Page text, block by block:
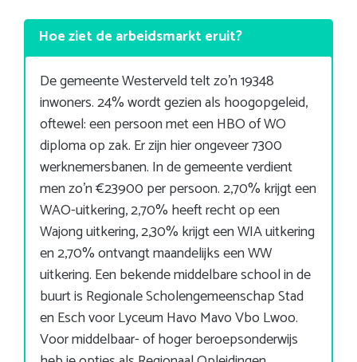
Hoe ziet de arbeidsmarkt eruit?
De gemeente Westerveld telt zo’n 19348
inwoners. 24% wordt gezien als hoogopgeleid,
oftewel: een persoon met een HBO of WO
diploma op zak. Er zijn hier ongeveer 7300
werknemersbanen. In de gemeente verdient
men zo’n €23900 per persoon. 2,70% krijgt een
WAO-uitkering, 2,70% heeft recht op een
Wajong uitkering, 2,30% krijgt een WIA uitkering
en 2,70% ontvangt maandelijks een WW
uitkering. Een bekende middelbare school in de
buurt is Regionale Scholengemeenschap Stad
en Esch voor Lyceum Havo Mavo Vbo Lwoo.
Voor middelbaar- of hoger beroepsonderwijs